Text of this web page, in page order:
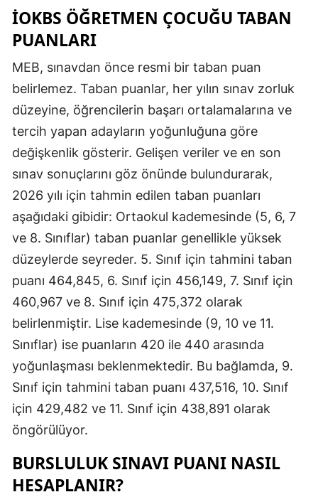
İOKBS ÖĞRETMEN ÇOCUĞU TABAN
PUANLARI
MEB, sınavdan önce resmi bir taban puan
belirlemez. Taban puanlar, her yılın sınav zorluk
düzeyine, öğrencilerin başarı ortalamalarına ve
tercih yapan adayların yoğunluğuna göre
değişkenlik gösterir. Gelişen veriler ve en son
sınav sonuçlarını göz önünde bulundurarak,
2026 yılı için tahmin edilen taban puanları
aşağıdaki gibidir: Ortaokul kademesinde (5, 6, 7
ve 8. Sınıflar) taban puanlar genellikle yüksek
düzeylerde seyreder. 5. Sınıf için tahmini taban
puanı 464,845, 6. Sınıf için 456,149, 7. Sınıf için
460,967 ve 8. Sınıf için 475,372 olarak
belirlenmiştir. Lise kademesinde (9, 10 ve 11.
Sınıflar) ise puanların 420 ile 440 arasında
yoğunlaşması beklenmektedir. Bu bağlamda, 9.
Sınıf için tahmini taban puanı 437,516, 10. Sınıf
için 429,482 ve 11. Sınıf için 438,891 olarak
öngörülüyor.
BURSLULUK SINAVI PUANI NASIL
HESAPLANIR?